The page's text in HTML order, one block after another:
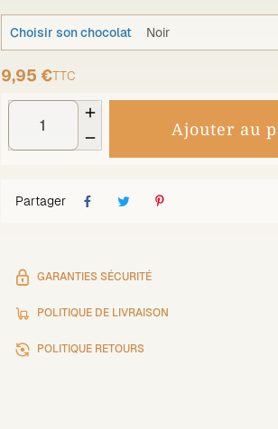
Choisir son chocolat Noir
9,95 €TTC


Ajouter au
Partager
GARANTIES SÉCURITÉ
POLITIQUE DE LIVRAISON
POLITIQUE RETOURS